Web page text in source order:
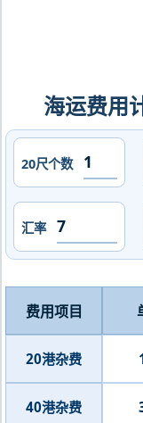
海运费用
20尺个数
汇率
费用项目
20港杂费
40港杂费